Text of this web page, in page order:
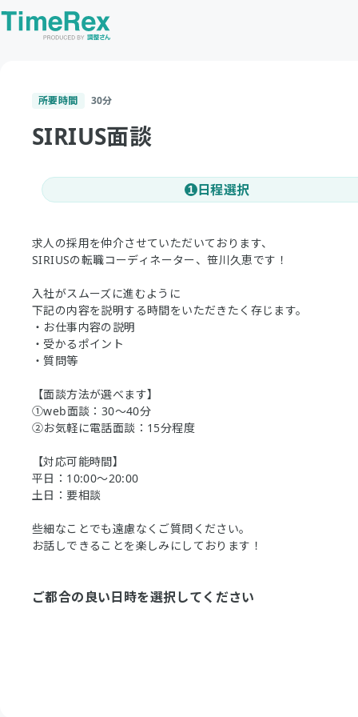
所要時間 30分
SIRIUS面談
1 日程選択
求人の採用を仲介させていただいております、
SIRIUSの転職コーディネーター、笹川久恵です！
入社がスムーズに進むように
下記の内容を説明する時間をいただきたく存じます。
・お仕事内容の説明
・受かるポイント
・質問等
【面談方法が選べます】
①web面談：30～40分
②お気軽に電話面談：15分程度
【対応可能時間】
平日：10:00～20:00
土日：要相談
些細なことでも遠慮なくご質問ください。
お話しできることを楽しみにしております！
ご都合の良い日時を選択してください